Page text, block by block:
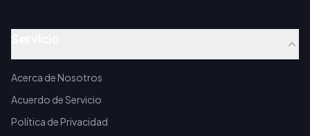
Acerca de Nosotros
Acuerdo de Servicio
Política de Privacidad